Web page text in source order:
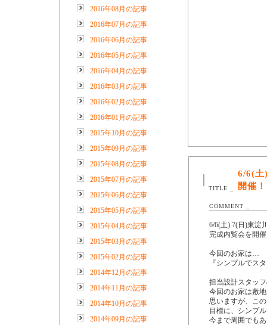
2016年08月の記事
2016年07月の記事
2016年06月の記事
2016年05月の記事
2016年04月の記事
2016年03月の記事
2016年02月の記事
2016年01月の記事
2015年10月の記事
2015年09月の記事
2015年08月の記事
2015年07月の記事
2015年06月の記事
2015年05月の記事
2015年04月の記事
2015年03月の記事
2015年02月の記事
2014年12月の記事
2014年11月の記事
2014年10月の記事
2014年09月の記事
TITLE _
6/6(土
開催！
COMMENT _
6/6(土).7(日)東淀
完成内覧会を開
今回のお家は…
『シンプルでス
担当設計スタッ
今回のお家は敷
思いますが、こ
目標に、シンプ
今まで周囲でも